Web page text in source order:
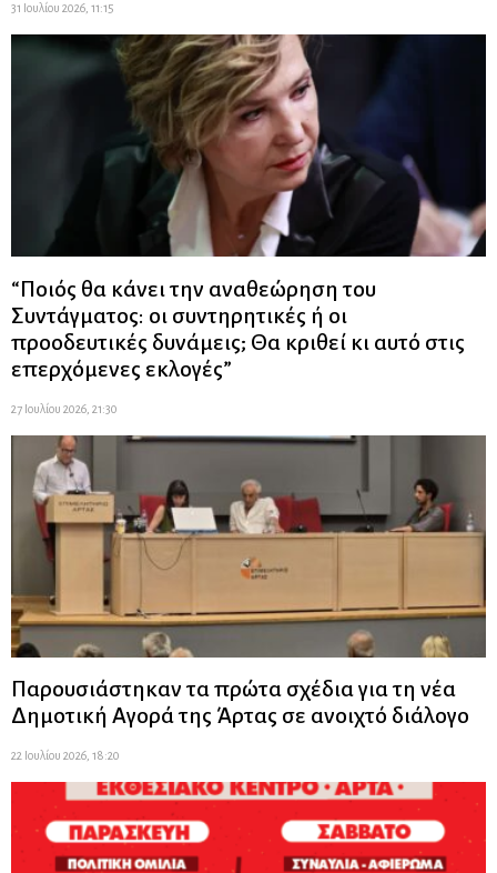
31 Ιουλίου 2026, 11:15
“Ποιός θα κάνει την αναθεώρηση του
Συντάγματος: οι συντηρητικές ή οι
προοδευτικές δυνάμεις; Θα κριθεί κι αυτό στις
επερχόμενες εκλογές”
27 Ιουλίου 2026, 21:30
Παρουσιάστηκαν τα πρώτα σχέδια για τη νέα
Δημοτική Αγορά της Άρτας σε ανοιχτό διάλογο
22 Ιουλίου 2026, 18:20